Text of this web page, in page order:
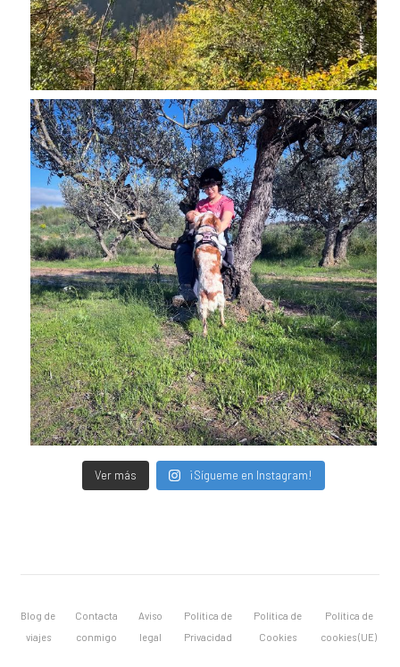
Ver más ¡Sígueme en Instagram!
Blog de
viajes
Contacta
conmigo
Aviso
legal
Política de
Privacidad
Política de
Cookies
Política de
cookies (UE)